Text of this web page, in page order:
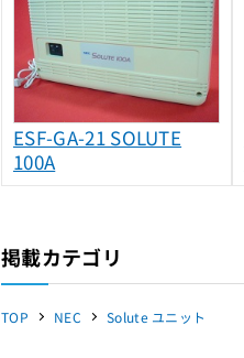
ESF-GA-21 SOLUTE
100A
掲載カテゴリ
TOP NEC Solute ユニット